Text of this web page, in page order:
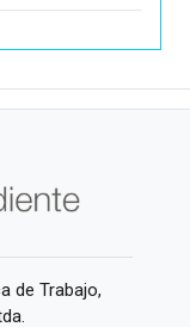
de Trabajo,